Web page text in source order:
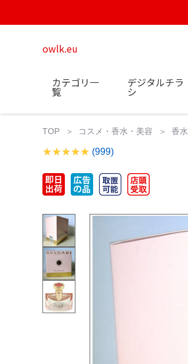
owlk.eu
カテゴリ一
覧
デジタルチラ
シ
TOP コスメ・香水・美容 香水
(999)